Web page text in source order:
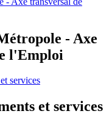
- Axe
l'Emploi
services
et services